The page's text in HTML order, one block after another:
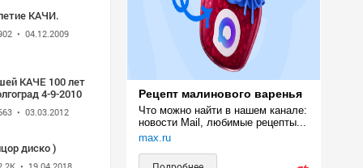
КАЧИ.
• 04.12.2009
КАЧЕ 100 лет
4-9-2010
• 03.03.2012
диско )
Рецепт малинового варенья
Что можно найти в нашем канале:
новости Mail, любимые рецепты...
max.ru